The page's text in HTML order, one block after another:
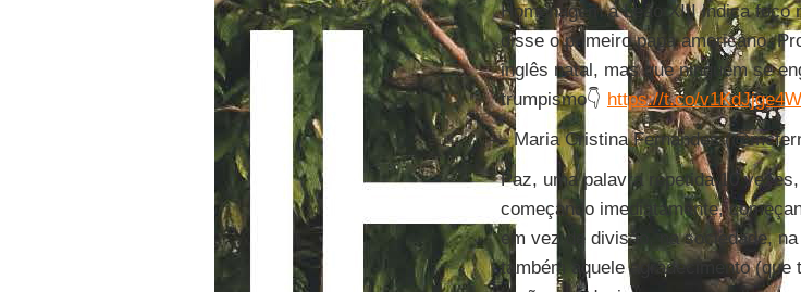
Homenagem a Leão XIII indica foco
disse o primeiro papa americano.
inglês natal, mas que ninguém se
trumpismo👇 https://t.co/v1KdJjge4W
— Maria Cristina Fernandes
Paz, uma palavra repetida 10
começando imediatamente,
em vez de divisão, na sociedade,
também aquele agradecimento